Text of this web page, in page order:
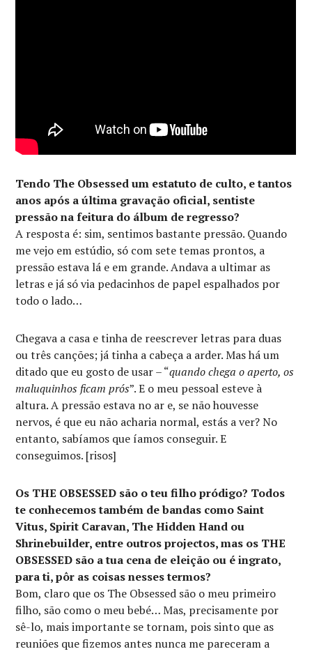
Tendo The Obsessed um estatuto de culto, e tantos
anos após a última gravação oficial, sentiste
pressão na feitura do álbum de regresso?
A resposta é: sim, sentimos bastante pressão. Quando
me vejo em estúdio, só com sete temas prontos, a
pressão estava lá e em grande. Andava a ultimar as
letras e já só via pedacinhos de papel espalhados por
todo o lado…
Chegava a casa e tinha de reescrever letras para duas
ou três canções; já tinha a cabeça a arder. Mas há um
ditado que eu gosto de usar – “quando chega o aperto, os
maluquinhos ficam prós”. E o meu pessoal esteve à
altura. A pressão estava no ar e, se não houvesse
nervos, é que eu não acharia normal, estás a ver? No
entanto, sabíamos que íamos conseguir. E
conseguimos. [risos]
Os THE OBSESSED são o teu filho pródigo? Todos
te conhecemos também de bandas como Saint
Vitus, Spirit Caravan, The Hidden Hand ou
Shrinebuilder, entre outros projectos, mas os THE
OBSESSED são a tua cena de eleição ou é ingrato,
para ti, pôr as coisas nesses termos?
Bom, claro que os The Obsessed são o meu primeiro
filho, são como o meu bebé… Mas, precisamente por
sê-lo, mais importante se tornam, pois sinto que as
reuniões que fizemos antes nunca me pareceram a